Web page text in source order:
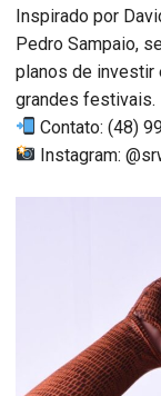
Inspirado por
Pedro Sampaio,
planos de investir
grandes festivais.
Contato: (48)
Instagram: